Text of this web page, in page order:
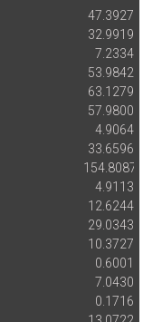
47.3927
32.9919
7.2334
53.9842
63.1279
57.9800
4.9064
33.6596
154.8087
4.9113
12.6244
29.0343
10.3727
0.6001
7.0430
0.1716